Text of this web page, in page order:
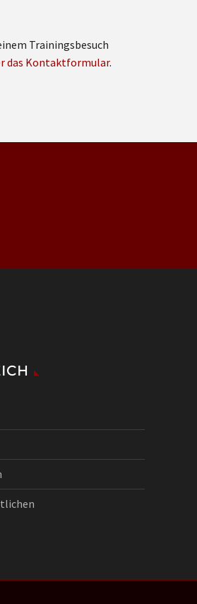
Trainingsbesuch
das Kontaktformular.